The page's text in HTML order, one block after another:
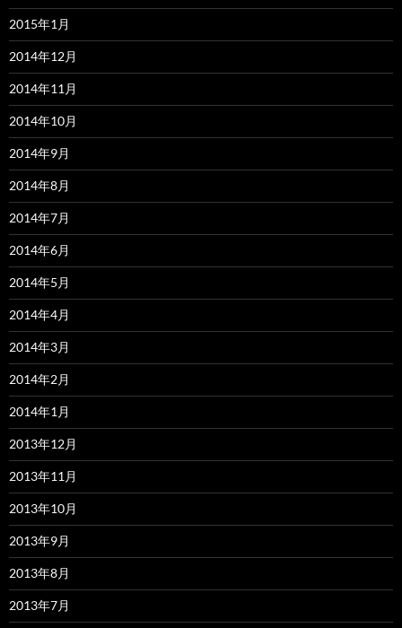
2015年1月
2014年12月
2014年11月
2014年10月
2014年9月
2014年8月
2014年7月
2014年6月
2014年5月
2014年4月
2014年3月
2014年2月
2014年1月
2013年12月
2013年11月
2013年10月
2013年9月
2013年8月
2013年7月